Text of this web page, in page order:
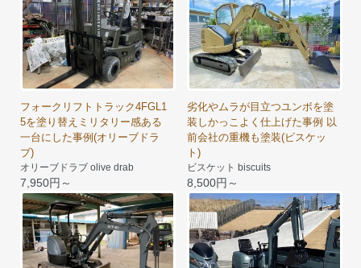
フォークリフトトラック4FGL1
5を塗り替えミリタリー感ある
一台にした事例(オリーブドラ
ブ)
オリーブドラブ olive drab
7,950円～
劣化やムラが目立つユンボを塗
装しかっこよく仕上げた事例 以
前会社の重機も塗装(ビスケッ
ト)
ビスケット biscuits
8,500円～